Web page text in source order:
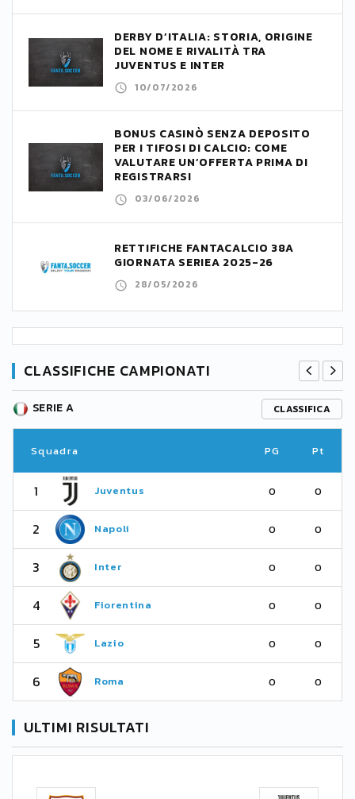
DERBY D’ITALIA: STORIA, ORIGINE
DEL NOME E RIVALITÀ TRA
JUVENTUS E INTER
10/07/2026
BONUS CASINÒ SENZA DEPOSITO
PER I TIFOSI DI CALCIO: COME
VALUTARE UN’OFFERTA PRIMA DI
REGISTRARSI
03/06/2026
RETTIFICHE FANTACALCIO 38A
GIORNATA SERIEA 2025-26
28/05/2026
CLASSIFICHE CAMPIONATI
SERIE A CLASSIFICA
Squadra PG Pt
1 Juventus 0 0
2 Napoli 0 0
3 Inter 0 0
4 Fiorentina 0 0
5 Lazio 0 0
6 Roma 0 0
ULTIMI RISULTATI